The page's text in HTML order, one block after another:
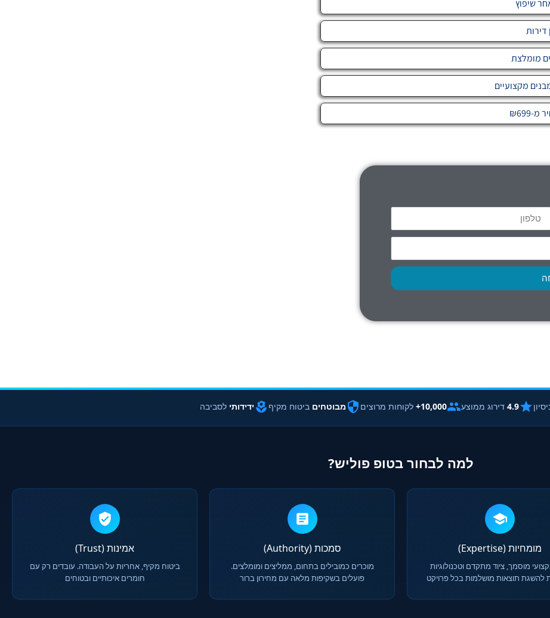
שיפוץ
דירות
מומלצת
מקצועיים
₪699
4.9 דירוג ממוצע 10,000+ לקוחות מרוצים מבוטחים ביטוח מקיף ידידותי לסביבה
למה לבחור בטופ פוליש?
מומחיות (Expertise)
מוסמך, ציוד מתקדם וטכנולוגיות
להשגת תוצאות מושלמות בכל פרויקט
סמכות (Authority)
מוכרים כמובילים בתחום, ממליצים ומומלצים.
פועלים בשקיפות מלאה עם מחירון ברור
אמינות (Trust)
ביטוח מקיף, אחריות על העבודה. עובדים רק עם
חומרים איכותיים ובטוחים